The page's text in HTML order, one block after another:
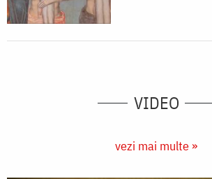
VIDEO
vezi mai multe »